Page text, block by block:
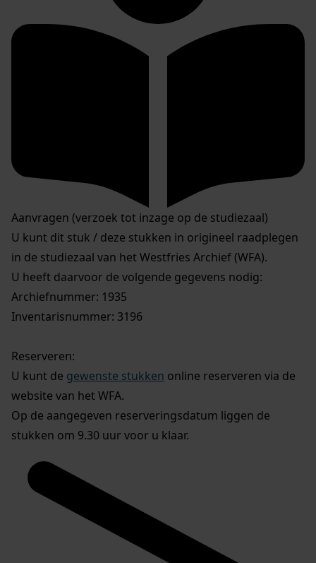
Aanvragen (verzoek tot inzage op de studiezaal)
U kunt dit stuk / deze stukken in origineel raadplegen
in de studiezaal van het Westfries Archief (WFA).
U heeft daarvoor de volgende gegevens nodig:
Archiefnummer: 1935
Inventarisnummer: 3196
Reserveren:
U kunt de gewenste stukken online reserveren via de
website van het WFA.
Op de aangegeven reserveringsdatum liggen de
stukken om 9.30 uur voor u klaar.